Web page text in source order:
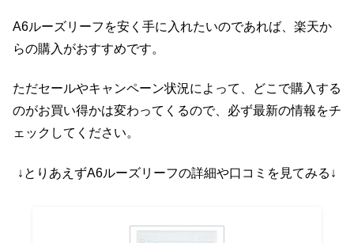
A6ルーズリーフを安く手に入れたいのであれば、楽天か
らの購入がおすすめです。
ただセールやキャンペーン状況によって、どこで購入する
のがお買い得かは変わってくるので、必ず最新の情報をチ
ェックしてください。
↓とりあえずA6ルーズリーフの詳細や口コミを見てみる↓